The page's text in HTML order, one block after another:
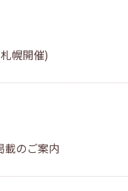
幌開催)
のご案内